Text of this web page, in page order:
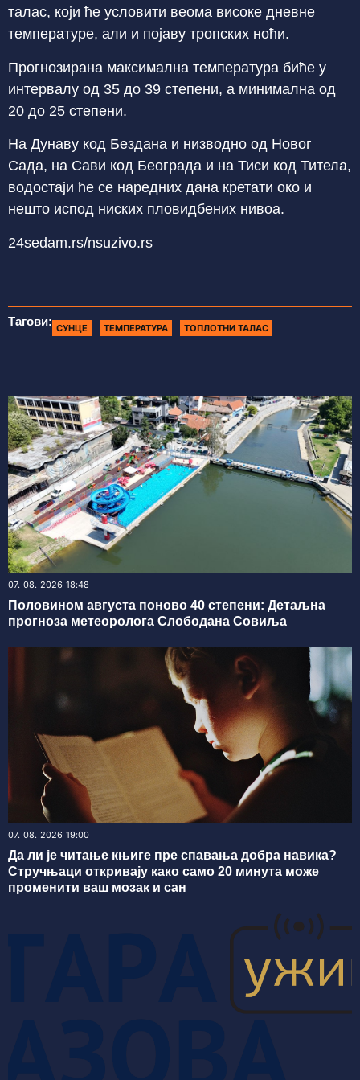
талас, који ће условити веома високе дневне
температуре, али и појаву тропских ноћи.
Прогнозирана максимална температура биће у
интервалу од 35 до 39 степени, а минимална од
20 до 25 степени.
На Дунаву код Бездана и низводно од Новог
Сада, на Сави код Београда и на Тиси код Титела,
водостаји ће се наредних дана кретати око и
нешто испод ниских пловидбених нивоа.
24sedam.rs/nsuzivo.rs
Тагови: СУНЦЕ ТЕМПЕРАТУРА ТОПЛОТНИ ТАЛАС
07. 08. 2026 18:48
Половином августа поново 40 степени: Детаљна
прогноза метеоролога Слободана Совиља
07. 08. 2026 19:00
Да ли је читање књиге пре спавања добра навика?
Стручњаци откривају како само 20 минута може
променити ваш мозак и сан